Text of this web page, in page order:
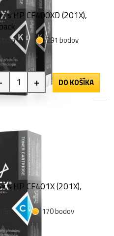
s HP CF400XD (201X),
291 bodov
+ DO KOŠÍKA
s HP CF401X (201X),
170 bodov